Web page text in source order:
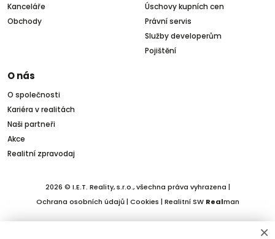
Kanceláře
Obchody
Úschovy kupních cen
Právní servis
Služby developerům
Pojištění
O nás
O společnosti
Kariéra v realitách
Naši partneři
Akce
Realitní zpravodaj
2026 © I.E.T. Reality, s.r.o., všechna práva vyhrazena |
Ochrana osobních údajů| Cookies | Realitní SW Realman
×